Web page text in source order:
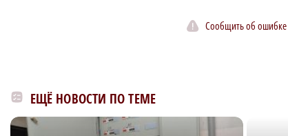
Сообщить об ошибке
ЕЩЁ НОВОСТИ ПО ТЕМЕ